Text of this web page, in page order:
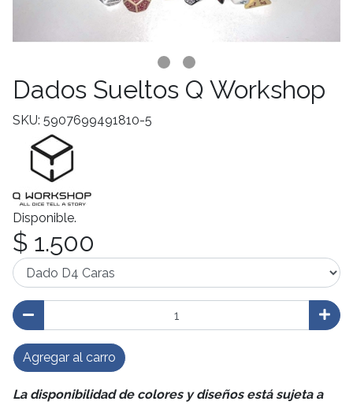
Dados Sueltos Q Workshop
SKU: 5907699491810-5
Disponible.
$ 1.500
Agregar al carro
La disponibilidad de colores y diseños está sujeta a